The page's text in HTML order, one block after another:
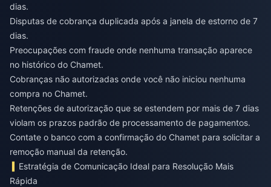
dias.
Disputas de cobrança duplicada após a janela de estorno de 7
dias.
Preocupações com fraude onde nenhuma transação aparece
no histórico do Chamet.
Cobranças não autorizadas onde você não iniciou nenhuma
compra no Chamet.
Retenções de autorização que se estendem por mais de 7 dias
violam os prazos padrão de processamento de pagamentos.
Contate o banco com a confirmação do Chamet para solicitar a
remoção manual da retenção.
Estratégia de Comunicação Ideal para Resolução Mais
Rápida